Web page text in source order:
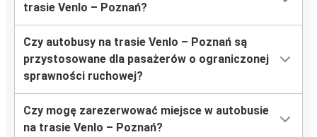
trasie Venlo – Poznań?
Czy autobusy na trasie Venlo – Poznań są
przystosowane dla pasażerów o ograniczonej
sprawności ruchowej?
Czy mogę zarezerwować miejsce w autobusie
na trasie Venlo – Poznań?